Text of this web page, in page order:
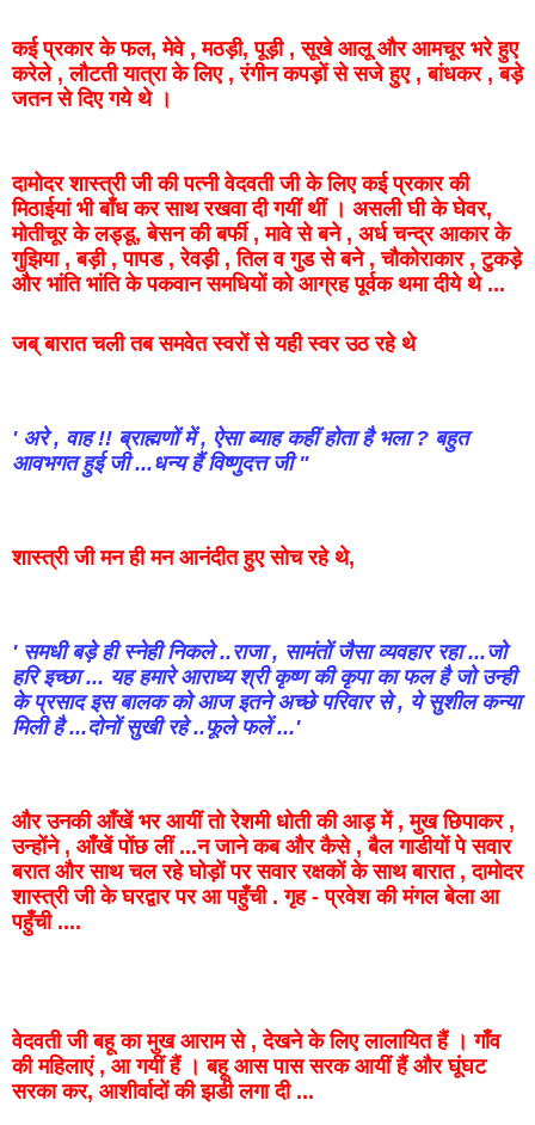
कई प्रकार के फल,मेवे,मठड़ी,पूड़ी,सूखे आलू और आमचूर भरे हुए
करेले,लौटती यात्रा के लिए,रंगीन कपड़ों से सजे हुए,बांधकर,बड़े
जतन से दिए गये थे।
दामोदर शास्त्री जी की पत्नी वेदवती जी के लिए कई प्रकार की
मिठाईयां भी बाँध कर साथ रखवा दी गयीं थीं । असली घी के घेवर,
मोतीचूर के लड्डू,बेसन की बर्फी,मावे से बने, अर्ध चन्द्र आकार के
गुझिया,बड़ी,पापड,रेवड़ी,तिल व गुड से बने ,चौकोराकार,टुकड़े
और भांति भांति के पकवान समधियों को आग्रह पूर्वक थमा दीये थे...
जब् बारात चली तब समवेत स्वरों से यही स्वर उठ रहे थे
' अरे, वाह !! ब्राह्मणों में, ऐसा ब्याह कहीं होता है भला? बहुत
आवभगत हुई जी...धन्य हैं विष्णुदत्त जी"
शास्त्री जी मन ही मन आनंदीत हुए सोच रहे थे,
' समधी बड़े ही स्नेही निकले..राजा, सामंतों जैसा व्यवहार रहा...जो
हरि इच्छा... यह हमारे आराध्य श्री कृष्ण की कृपा का फल है जो उन्ही
के प्रसाद इस बालक को आज इतने अच्छे परिवार से, ये सुशील कन्या
मिली है...दोनों सुखी रहे..फूले फलें...'
और उनकी आँखें भर आयीं तो रेशमी धोती की आड़ में,मुख छिपाकर,
उन्होंने, आँखें पोंछ लीं...न जाने कब और कैसे ,बैल गाडीयों पे सवार
बरात और साथ चल रहे घोड़ों पर सवार रक्षकों के साथ बारात,दामोदर
शास्त्री जी के घरद्वार पर आ पहुँची.गृह-प्रवेश की मंगल बेला आ
पहुँची....
वेदवती जी बहू का मुख आराम से,देखने के लिए लालायित हैं।गाँव
की महिलाएं, आ गयीं हैं ।बहूआस पास सरक आयीं हैं और घूंघट
सरका कर, आशीर्वादों की झडी लगा दी...